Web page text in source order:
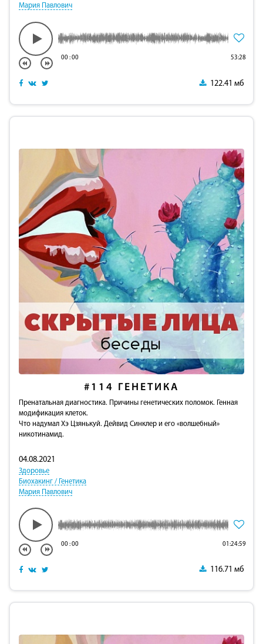
Мария Павлович
00:00 53:28
122.41 мб
#114 ГЕНЕТИКА
Пренатальная диагностика. Причины генетических поломок. Генная
модификация клеток.
Что надумал Хэ Цзянькуй. Дейвид Синклер и его «волшебный»
никотинамид.
04.08.2021
Здоровье
Биохакинг / Генетика
Мария Павлович
00:00 01:24:59
116.71 мб